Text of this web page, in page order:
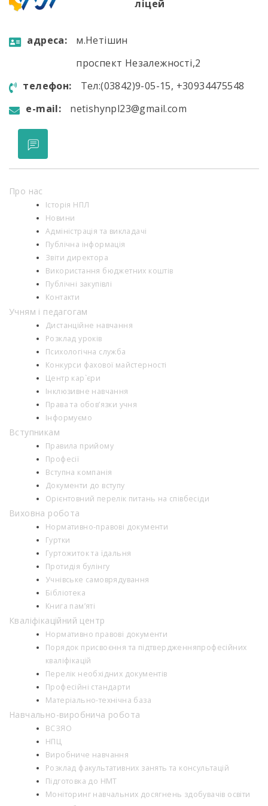
ліцей
aдресa:
м.Нетішин
проспект Незалежності,2
телефон:
Тел:(03842)9-05-15, +30934475548
e-mail:
netishynpl23@gmail.com
Про нас
Історія НПЛ
Новини
Адміністрація та викладачі
Публічна інформація
Звіти директора
Використання бюджетних коштів
Публічні закупівлі
Контакти
Учням і педагогам
Дистанційне навчання
Розклад уроків
Психологiчна служба
Конкурси фахової майстерності
Центр кар`єри
Інклюзивне навчання
Права та обов’язки учня
Інформуємо
Вступникам
Правила прийому
Професії
Вступна компанія
Документи до вступу
Орієнтовний перелік питань на співбесіди
Виховна робота
Нормативно-правові документи
Гуртки
Гуртожиток та їдальня
Протидія булінгу
Учнівське самоврядування
Бібліотека
Книга пам’яті
Кваліфікаційний центр
Нормативно правові документи
Порядок присвоєння та підтвердженняпрофесійних
кваліфікацій
Перелік необхідних документів
Професійні стандарти
Матеріально-технічна база
Навчально-виробнича робота
ВСЗЯО
НПЦ
Виробниче навчання
Розклад факультативних занять та консультацій
Підготовка до НМТ
Моніторинг навчальних досягнень здобувачів освіти